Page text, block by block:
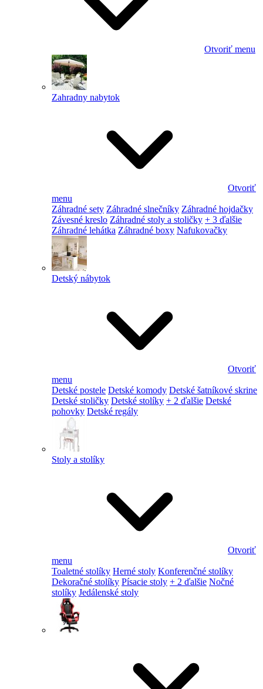
Otvoriť menu
Zahradny nabytok
Otvoriť
menu
Záhradné sety Záhradné slnečníky Záhradné hojdačky
Závesné kreslo Záhradné stoly a stoličky + 3 ďalšie
Záhradné lehátka Záhradné boxy Nafukovačky
Detský nábytok
Otvoriť
menu
Detské postele Detské komody Detské šatníkové skrine
Detské stoličky Detské stolíky + 2 ďalšie Detské
pohovky Detské regály
Stoly a stolíky
Otvoriť
menu
Toaletné stolíky Herné stoly Konferenčné stolíky
Dekoračné stolíky Písacie stoly + 2 ďalšie Nočné
stolíky Jedálenské stoly